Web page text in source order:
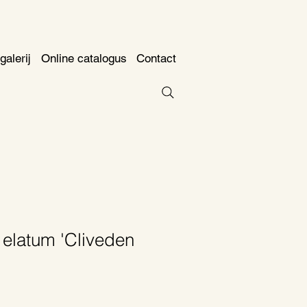
Online catalogus Contact
'Cliveden